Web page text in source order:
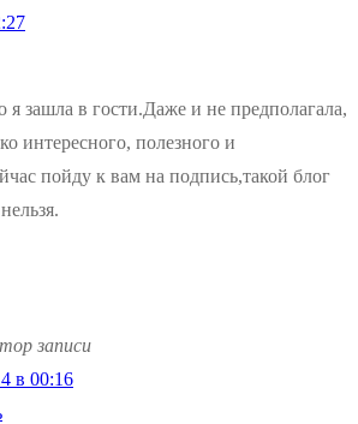
я зашла в гости.Даже и не предполагала,
интересного, полезного и
пойду к вам на подпись,такой блог
записи
в 00:16